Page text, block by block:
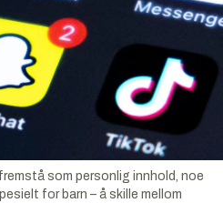
som personlig innhold, noe
for barn – å skille mellom